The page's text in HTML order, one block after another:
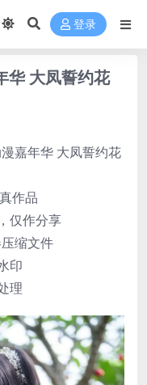
登录
华 大凤誓约花
嘉年华 大凤誓约花
作品
仅作分享
缩文件
印
理